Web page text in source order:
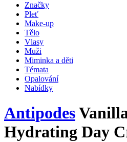
Značky
Pleť
Make-up
Tělo
Vlasy
Muži
Miminka a děti
Témata
Opalování
Nabídky
Antipodes
Hydrating Day